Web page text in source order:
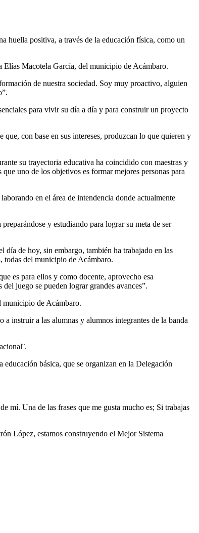
huella positiva, a través de la educación física, como un
Elías Macotela García, del municipio de Acámbaro.
de nuestra sociedad. Soy muy proactivo, alguien
para vivir su día a día y para construir un proyecto
con base en sus intereses, produzcan lo que quieren y
su trayectoria educativa ha coincidido con maestras y
uno de los objetivos es formar mejores personas para
en el área de intendencia donde actualmente
y estudiando para lograr su meta de ser
día de hoy, sin embargo, también ha trabajado en las
todas del municipio de Acámbaro.
es para ellos y como docente, aprovecho esa
juego se pueden lograr grandes avances”.
municipio de Acámbaro.
instruir a las alumnas y alumnos integrantes de la banda
básica, que se organizan en la Delegación
mí. Una de las frases que me gusta mucho es; Si trabajas
López, estamos construyendo el Mejor Sistema